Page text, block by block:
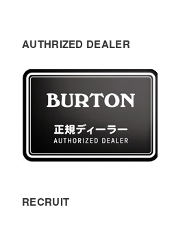
AUTHRIZED DEALER
RECRUIT